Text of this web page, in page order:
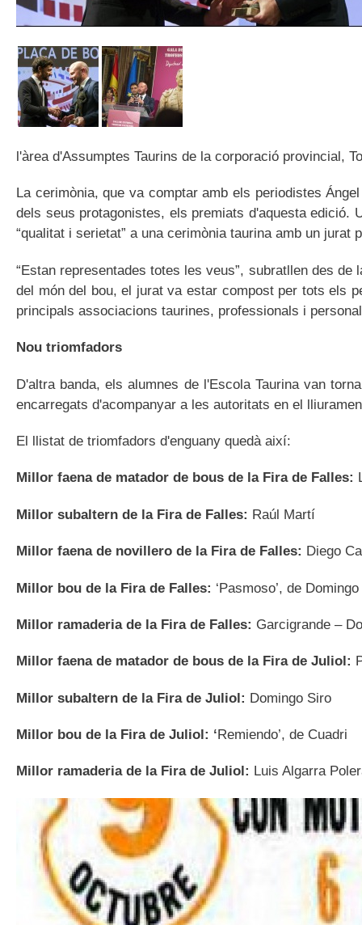
l'àrea d'Assumptes Taurins de la corporació provincial,
La cerimònia, que va comptar amb els periodistes
dels seus protagonistes, els premiats d'aquesta edició.
“qualitat i serietat” a una cerimònia taurina amb un jurat
“Estan representades totes les veus”, subratllen des
del món del bou, el jurat va estar compost per tots els
principals associacions taurines, professionals i
Nou triomfadors
D'altra banda, els alumnes de l'Escola Taurina van
encarregats d'acompanyar a les autoritats en el
El llistat de triomfadors d'enguany quedà així:
Millor faena de matador de bous de la Fira de Falles:
Millor subaltern de la Fira de Falles: Raúl Martí
Millor faena de novillero de la Fira de Falles: Diego
Millor bou de la Fira de Falles: ‘Pasmoso’, de
Millor ramaderia de la Fira de Falles: Garcigrande –
Millor faena de matador de bous de la Fira de Juliol:
Millor subaltern de la Fira de Juliol: Domingo Siro
Millor bou de la Fira de Juliol: ‘Remiendo’, de Cuadri
Millor ramaderia de la Fira de Juliol: Luis Algarra